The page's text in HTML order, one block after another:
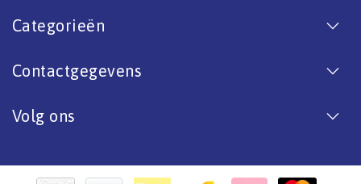
Categorieën
Contactgegevens
Volg ons